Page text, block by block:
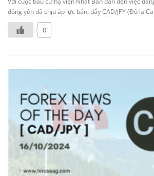
đồng yên đã chịu áp lực bán, đẩy CAD/JPY (Đô la
0